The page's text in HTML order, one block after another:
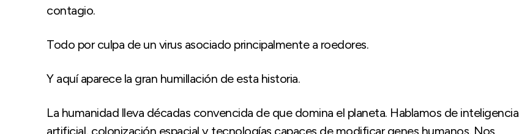
contagio.
Todo por culpa de un virus asociado principalmente a roedores.
Y aquí aparece la gran humillación de esta historia.
La humanidad lleva décadas convencida de que domina el planeta. Hablamos de inteligencia
artificial, colonización espacial y tecnologías capaces de modificar genes humanos. Nos